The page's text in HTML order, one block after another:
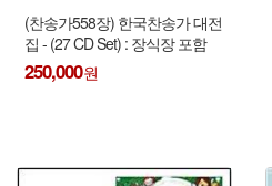
(찬송가558장) 한국찬송가 대전
집 - (27 CD Set) : 장식장 포함
250,000